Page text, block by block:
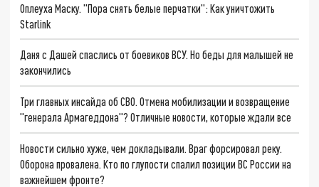
Оплеуха Маску. "Пора снять белые перчатки": Как уничтожить
Starlink
Даня с Дашей спаслись от боевиков ВСУ. Но беды для малышей не
закончились
Три главных инсайда об СВО. Отмена мобилизации и возвращение
"генерала Армагеддона"? Отличные новости, которые ждали все
Новости сильно хуже, чем докладывали. Враг форсировал реку.
Оборона провалена. Кто по глупости спалил позиции ВС России на
важнейшем фронте?